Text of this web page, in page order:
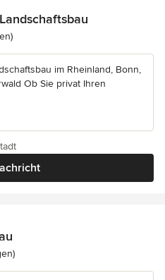
von 5 Sternen
im Rheinland, Bonn,
Ob Sie privat Ihren
von 5 Sternen